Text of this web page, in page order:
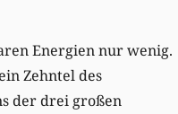
Energien nur wenig.
Zehntel des
der drei großen